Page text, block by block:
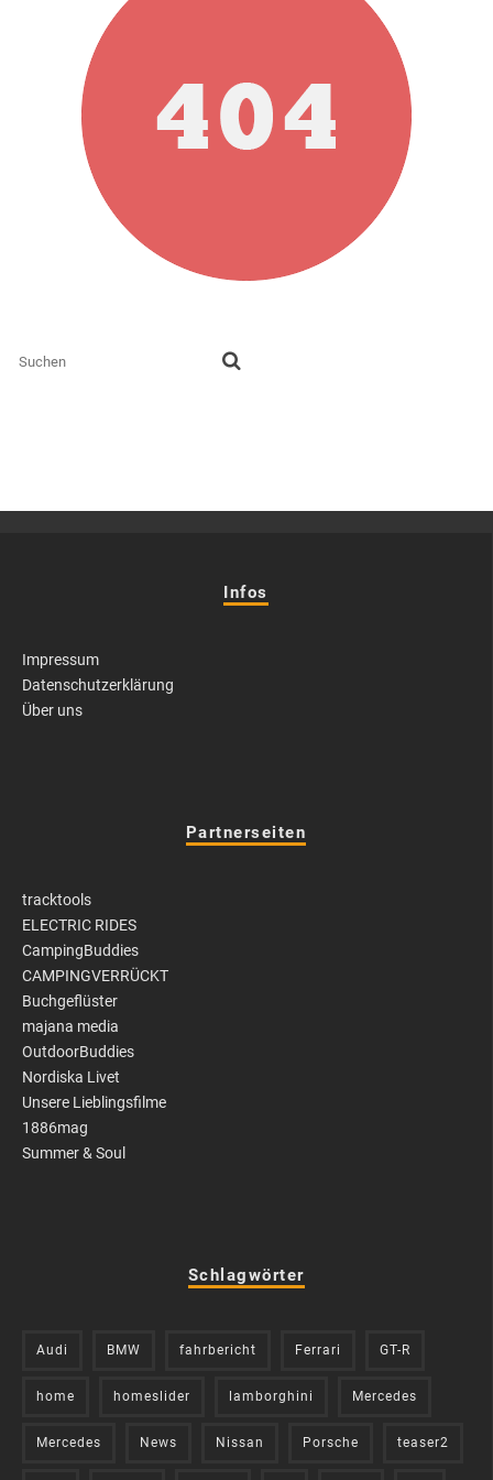
Infos
Impressum
Datenschutzerklärung
Über uns
Partnerseiten
tracktools
ELECTRIC RIDES
CampingBuddies
CAMPINGVERRÜCKT
Buchgeflüster
majana media
OutdoorBuddies
Nordiska Livet
Unsere Lieblingsfilme
1886mag
Summer & Soul
Schlagwörter
Audi BMW fahrbericht Ferrari GT-R
home homeslider lamborghini Mercedes
Mercedes News Nissan Porsche teaser2